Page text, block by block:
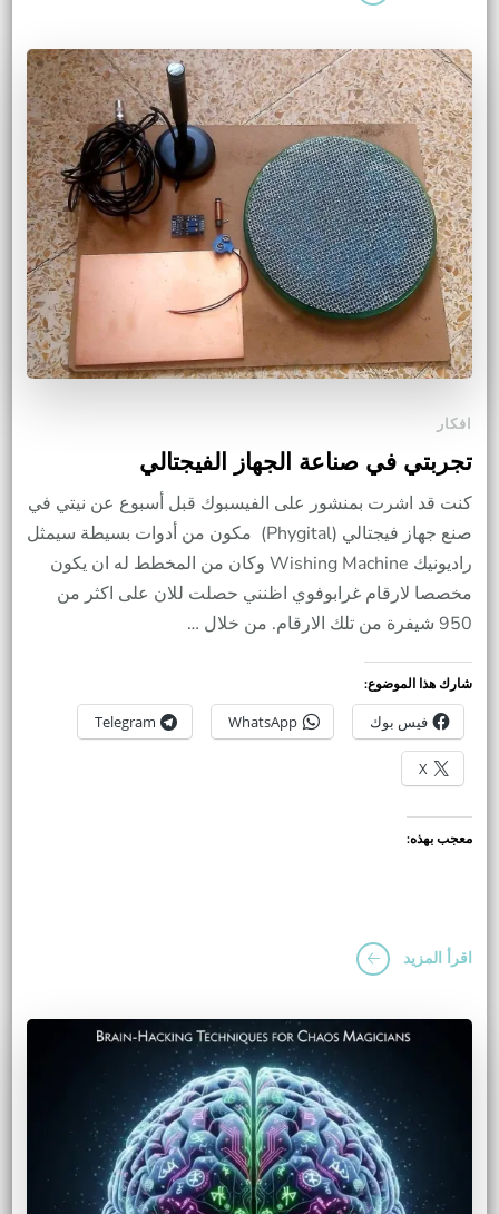
افكار
تجربتي في صناعة الجهاز الفيجتالي
كنت قد اشرت بمنشور على الفيسبوك قبل أسبوع عن نيتي في
صنع جهاز فيجتالي (Phygital) مكون من أدوات بسيطة سيمثل
راديونيك Wishing Machine وكان من المخطط له ان يكون
مخصصا لارقام غرابوفوي اظنني حصلت للان على اكثر من
950 شيفرة من تلك الارقام. من خلال …
شارك هذا الموضوع:
فيس بوك WhatsApp
Telegram
X
معجب بهذه:
اقرأ المزيد